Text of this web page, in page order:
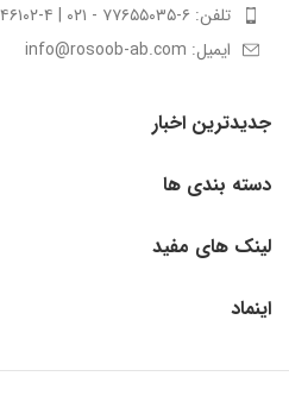
تلفن: ۶-۷۷۶۵۵۰۳۵ - ۰۲۱ | ۴-۷۷۶۴۶۱۰۲ - ۰۲۱
ایمیل: info@rosoob-ab.com
جدیدترین اخبار
دسته بندی ها
لینک های مفید
اینماد